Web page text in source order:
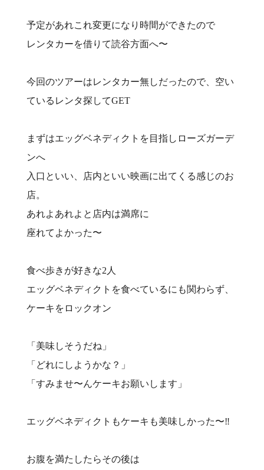
予定があれこれ変更になり時間ができたので
レンタカーを借りて読谷方面へ〜
今回のツアーはレンタカー無しだったので、空い
ているレンタ探してGET
まずはエッグベネディクトを目指しローズガーデ
ンへ
入口といい、店内といい映画に出てくる感じのお
店。
あれよあれよと店内は満席に
座れてよかった〜
食べ歩きが好きな2人
エッグベネディクトを食べているにも関わらず、
ケーキをロックオン
「美味しそうだね」
「どれにしようかな？」
「すみませ〜んケーキお願いします」
エッグベネディクトもケーキも美味しかった〜‼️
お腹を満たしたらその後は